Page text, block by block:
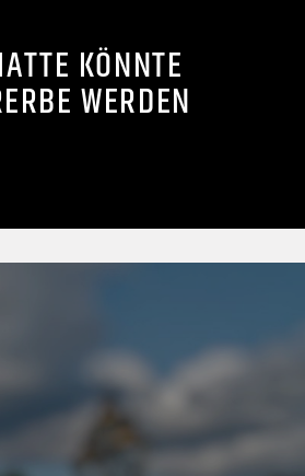
KÖNNTE
WERDEN